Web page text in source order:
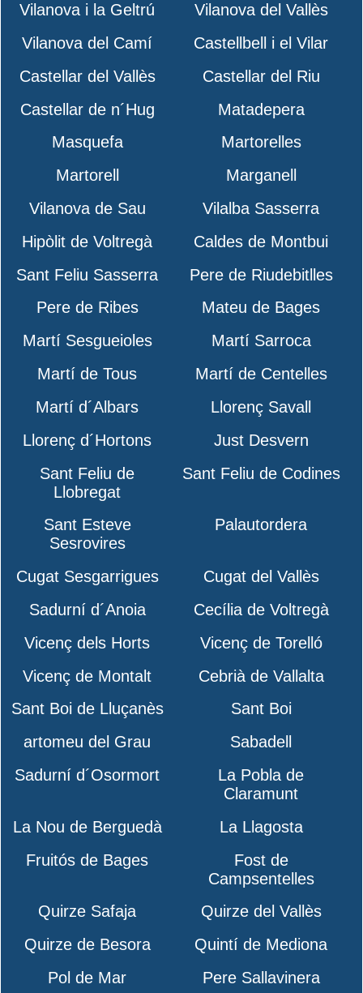
Vilanova i la Geltrú
Vilanova del Vallès
Vilanova del Camí
Castellbell i el Vilar
Castellar del Vallès
Castellar del Riu
Castellar de n´Hug
Matadepera
Masquefa
Martorelles
Martorell
Marganell
Vilanova de Sau
Vilalba Sasserra
Hipòlit de Voltregà
Caldes de Montbui
Sant Feliu Sasserra
Pere de Riudebitlles
Pere de Ribes
Mateu de Bages
Martí Sesgueioles
Martí Sarroca
Martí de Tous
Martí de Centelles
Martí d´Albars
Llorenç Savall
Llorenç d´Hortons
Just Desvern
Sant Feliu de
Llobregat
Sant Feliu de Codines
Sant Esteve
Sesrovires
Palautordera
Cugat Sesgarrigues
Cugat del Vallès
Sadurní d´Anoia
Cecília de Voltregà
Vicenç dels Horts
Vicenç de Torelló
Vicenç de Montalt
Cebrià de Vallalta
Sant Boi de Lluçanès
Sant Boi
artomeu del Grau
Sabadell
Sadurní d´Osormort
La Pobla de
Claramunt
La Nou de Berguedà
La Llagosta
Fruitós de Bages
Fost de
Campsentelles
Quirze Safaja
Quirze del Vallès
Quirze de Besora
Quintí de Mediona
Pol de Mar
Pere Sallavinera